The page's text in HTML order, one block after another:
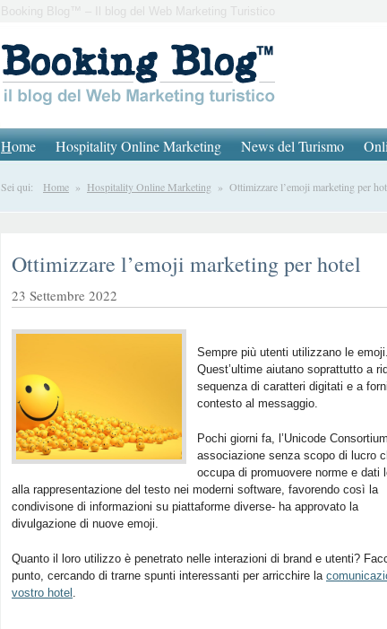
Booking Blog™ – Il blog del Web Marketing Turistico
Home Hospitality Online Marketing News del Turismo
Sei qui: Home » Hospitality Online Marketing » Ottimizzare l’emoji marketing per
Ottimizzare l’emoji marketing per hotel
23 Settembre 2022
Sempre più utenti utilizzano le emoji.
Quest’ultime aiutano soprattutto a
sequenza di caratteri digitati e a
contesto al messaggio.
Pochi giorni fa, l’Unicode
associazione senza scopo di lucro
occupa di promuovere norme e dati
alla rappresentazione del testo nei moderni software, favorendo così la
condivisone di informazioni su piattaforme diverse- ha approvato la
divulgazione di nuove emoji.
Quanto il loro utilizzo è penetrato nelle interazioni di brand e utenti?
punto, cercando di trarne spunti interessanti per arricchire la
vostro hotel .